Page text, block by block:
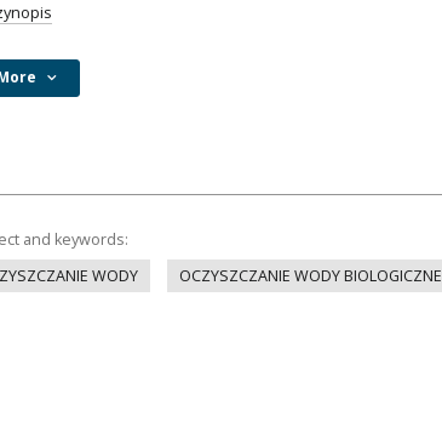
and keywords:
WODY
OCZYSZCZANIE WODY BIOLOGICZNE